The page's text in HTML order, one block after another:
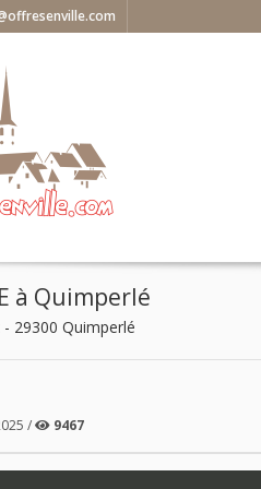
à Quimperlé
29300 Quimperlé
/ 9467